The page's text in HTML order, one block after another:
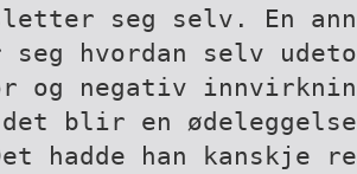
seg selv. En
seg hvordan selv
og negativ
blir en
hadde han kanskje